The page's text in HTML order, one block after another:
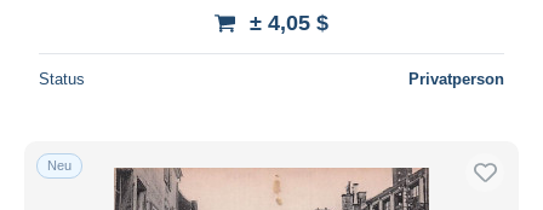
± 4,05 $
Status Privatperson
Neu